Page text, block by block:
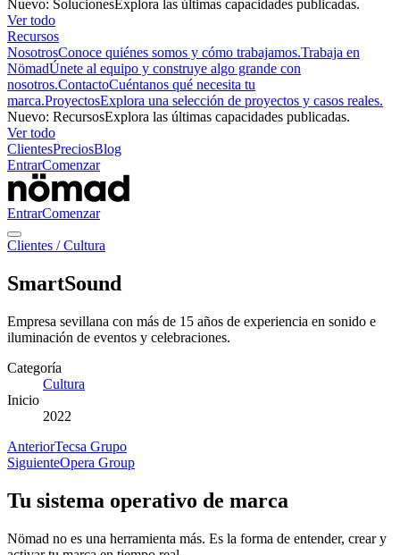
Nuevo: SolucionesExplora las últimas capacidades publicadas.
Ver todo
Recursos
NosotrosConoce quiénes somos y cómo trabajamos.Trabaja en
NömadÚnete al equipo y construye algo grande con
nosotros.ContactoCuéntanos qué necesita tu
marca.ProyectosExplora una selección de proyectos y casos reales.
Nuevo: RecursosExplora las últimas capacidades publicadas.
Ver todo
ClientesPreciosBlog
EntrarComenzar
EntrarComenzar
Clientes /Cultura
SmartSound
Empresa sevillana con más de 15 años de experiencia en sonido e
iluminación de eventos y celebraciones.
Categoría
Cultura
Inicio
2022
AnteriorTecsa Grupo
SiguienteOpera Group
Tu sistema operativo de marca
Nömad no es una herramienta más. Es la forma de entender, crear y